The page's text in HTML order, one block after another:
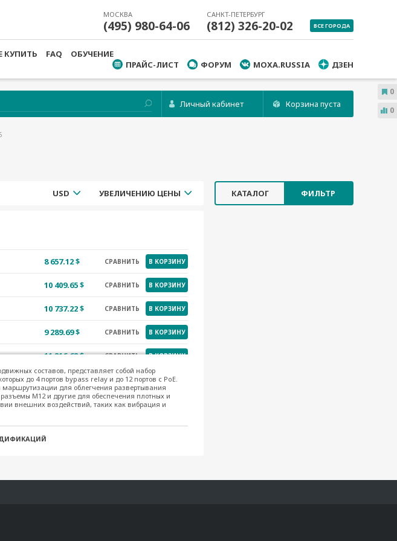
МОСКВА
(495) 980-64-06
САНКТ-ПЕТЕРБУРГ
(812) 326-20-02 ВСЕ ГОРОДА
КУПИТЬ FAQ
ОБУЧЕНИЕ
ПРАЙС-ЛИСТ
ФОРУМ MOXA.RUSSIA ДЗЕН
Личный кабинет Корзина пуста
КАТАЛОГ ФИЛЬТР
USD УВЕЛИЧЕНИЮ ЦЕНЫ
8 657.12 $ СРАВНИТЬ В КОРЗИНУ
10 409.65 $ СРАВНИТЬ В КОРЗИНУ
10 737.22 $ СРАВНИТЬ В КОРЗИНУ
9 289.69 $ СРАВНИТЬ В КОРЗИНУ
11 216.68 $ СРАВНИТЬ В КОРЗИНУ
11 567.43 $ СРАВНИТЬ В КОРЗИНУ
10 382.20 $ СРАВНИТЬ В КОРЗИНУ
12 156.69 $ СРАВНИТЬ В КОРЗИНУ
составов, представляет собой набор
до 4 портов bypass relay и до 12 портов с PoE.
для облегчения развертывания
M12 и другие для обеспечения плотных и
внешних воздействий, таких как вибрация и
0
0